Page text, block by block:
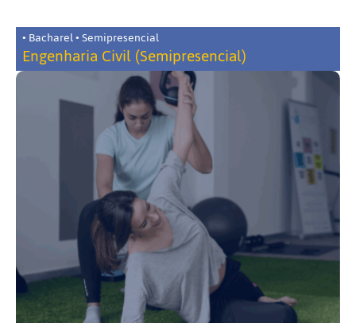
• Bacharel • Semipresencial
Engenharia Civil (Semipresencial)